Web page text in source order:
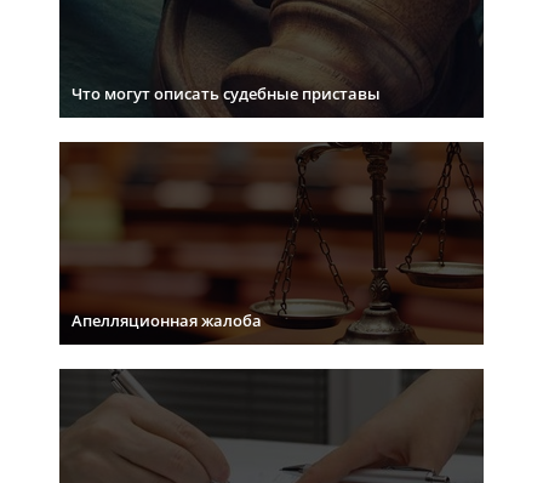
Что могут описать судебные приставы
Апелляционная жалоба